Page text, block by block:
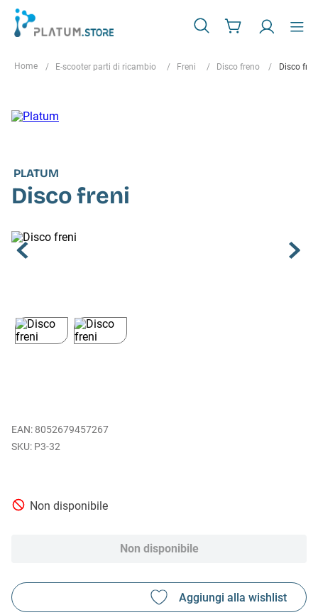
E-scooter parti di ricambio Freni Disco freno Disco
PLATUM
Disco freni
EAN: 8052679457267
P3-32
Non disponibile
Non disponibile